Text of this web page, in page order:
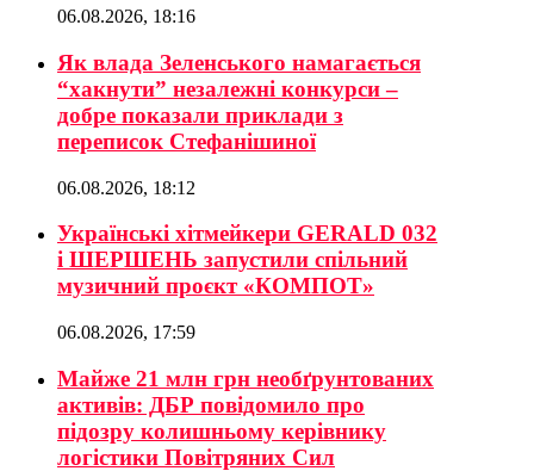
06.08.2026, 18:16
Як влада Зеленського намагається
“хакнути” незалежні конкурси –
добре показали приклади з
переписок Стефанішиної
06.08.2026, 18:12
Українські хітмейкери GERALD 032
і ШЕРШЕНЬ запустили спільний
музичний проєкт «КОМПОТ»
06.08.2026, 17:59
Майже 21 млн грн необґрунтованих
активів: ДБР повідомило про
підозру колишньому керівнику
логістики Повітряних Сил